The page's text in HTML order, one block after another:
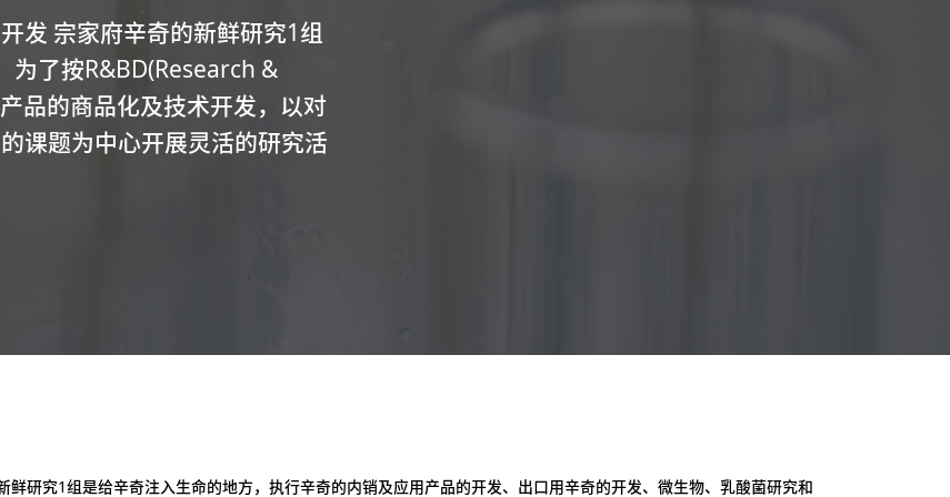
发 宗家府辛奇的新鲜研究1组
为了按R&BD(Research &
品的商品化及技术开发，以对
课题为中心开展灵活的研究活
鲜研究1组是给辛奇注入生命的地方，执行辛奇的内销及应用产品的开发、出口用辛奇的开发、微生物、乳酸菌研究和